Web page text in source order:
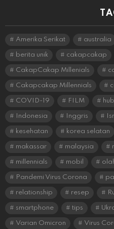
Amerika Serikat australia
berita unik cakapcakap
CakapCakap Millenials
Cakapcakap Millennials
COVID-19 FILM
Indonesia Inggris
kesehatan korea selatan
makassar malaysia
millennials mobil
Pandemi Virus Corona
relationship resep
smartphone tips
Varian Omicron Virus